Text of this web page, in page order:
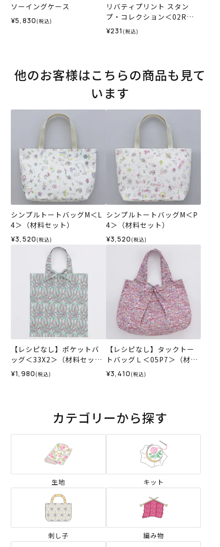
ソーイングケース
¥5,830 (税込)
リバティプリント スタン
プ・コレクション＜02R＞
生地 （ホビーラホビーレオ
リジナルカラー）2024SS
¥231 (税込)
他のお客様はこちらの商品も見て
います
シンプルトートバッグM＜L
4＞（材料セット）
¥3,520 (税込)
シンプルトートバッグM＜P
4＞（材料セット）
¥3,520 (税込)
【レシピなし】ポケットバ
ッグ＜33X2＞（材料セッ
ト）
¥1,980 (税込)
【レシピなし】タックトー
トバッグＬ＜05P7＞（材料
セット）
¥3,410 (税込)
カテゴリーから探す
生地 キット
刺し子 編み物